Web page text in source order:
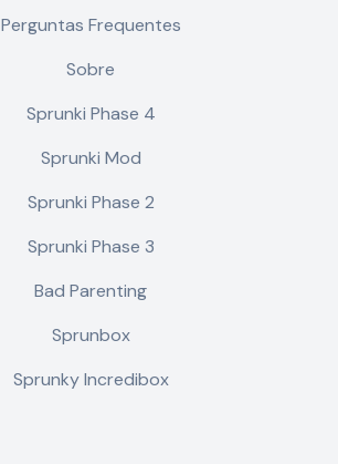
Perguntas Frequentes
Sobre
Sprunki Phase 4
Sprunki Mod
Sprunki Phase 2
Sprunki Phase 3
Bad Parenting
Sprunbox
Sprunky Incredibox